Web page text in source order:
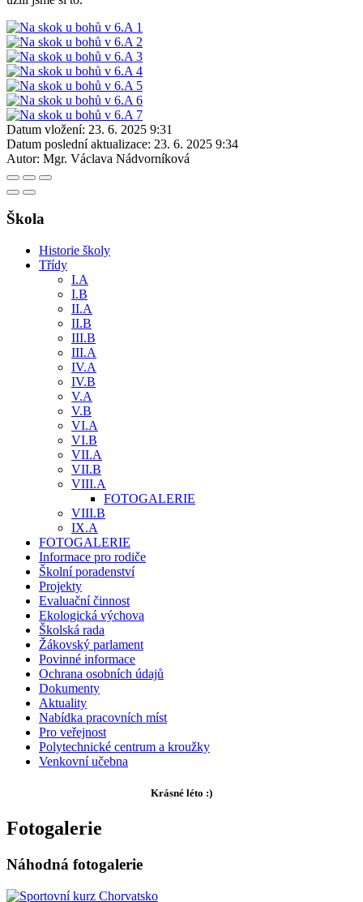
Datum vložení: 23. 6. 2025 9:31
Datum poslední aktualizace: 23. 6. 2025 9:34
Autor: Mgr. Václava Nádvorníková
Škola
Historie školy
Třídy
I.A
I.B
II.A
II.B
III.B
III.A
IV.A
IV.B
V.A
V.B
VI.A
VI.B
VII.A
VII.B
VIII.A
FOTOGALERIE
VIII.B
IX.A
FOTOGALERIE
Informace pro rodiče
Školní poradenství
Projekty
Evaluační činnost
Ekologická výchova
Školská rada
Žákovský parlament
Povinné informace
Ochrana osobních údajů
Dokumenty
Aktuality
Nabídka pracovních míst
Pro veřejnost
Polytechnické centrum a kroužky
Venkovní učebna
Krásné léto :)
Fotogalerie
Náhodná fotogalerie